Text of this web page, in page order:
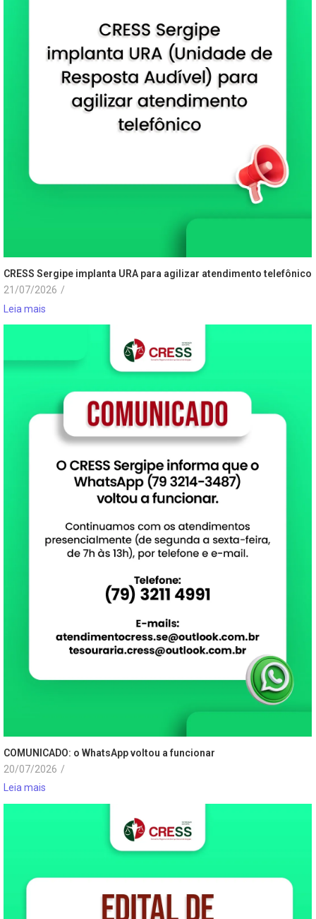
CRESS Sergipe implanta URA para agilizar atendimento telefônico
21/07/2026 /
Leia mais
COMUNICADO: o WhatsApp voltou a funcionar
20/07/2026 /
Leia mais